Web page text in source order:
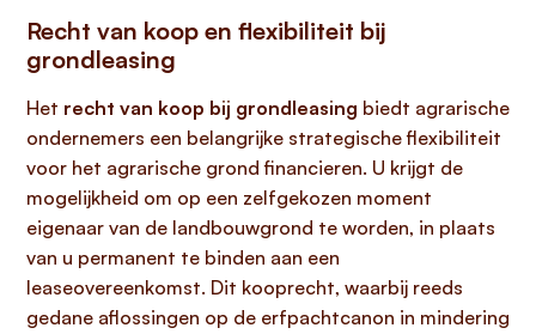
Recht van koop en flexibiliteit bij
grondleasing
Het recht van koop bij grondleasing biedt agrarische
ondernemers een belangrijke strategische flexibiliteit
voor het agrarische grond financieren. U krijgt de
mogelijkheid om op een zelfgekozen moment
eigenaar van de landbouwgrond te worden, in plaats
van u permanent te binden aan een
leaseovereenkomst. Dit kooprecht, waarbij reeds
gedane aflossingen op de erfpachtcanon in mindering